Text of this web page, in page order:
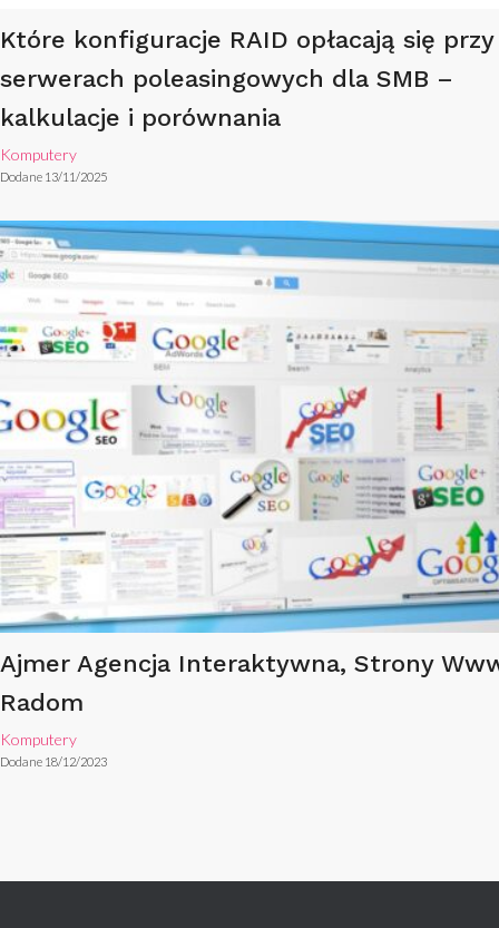
Które konfiguracje RAID opłacają się przy
serwerach poleasingowych dla SMB –
kalkulacje i porównania
Komputery
Dodane 13/11/2025
Ajmer Agencja Interaktywna, Strony
Radom
Komputery
Dodane 18/12/2023